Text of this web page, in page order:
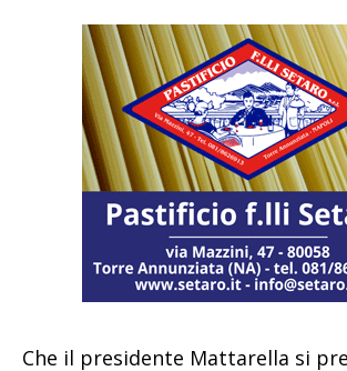
Che il presidente Mattarella si